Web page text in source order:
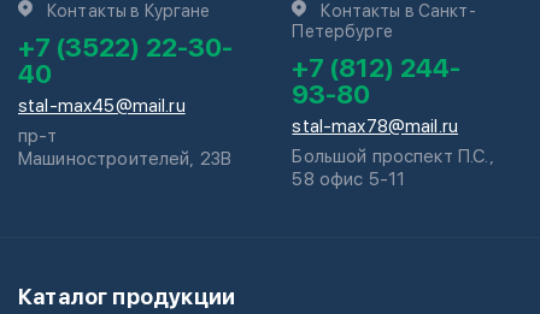
Контакты в Кургане
+7 (3522) 22-30-
40
stal-max45@mail.ru
пр-т
Машиностроителей, 23В
Контакты в Санкт-
Петербурге
+7 (812) 244-
93-80
stal-max78@mail.ru
Большой проспект П.С.,
58 офис 5-11
Каталог продукции